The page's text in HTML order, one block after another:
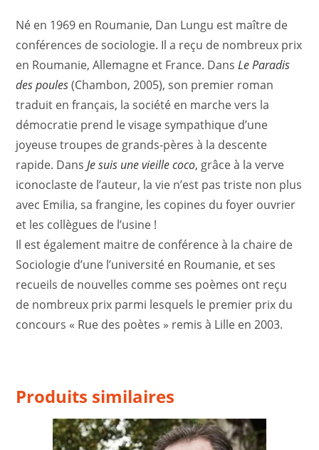
Né en 1969 en Roumanie, Dan Lungu est maître de
conférences de sociologie. Il a reçu de nombreux prix
en Roumanie, Allemagne et France. DansLe Paradis
des poules(Chambon, 2005), son premier roman
traduit en français, la société en marche vers la
démocratie prend le visage sympathique d’une
joyeuse troupes de grands-pères à la descente
rapide. DansJe suis une vieille coco, grâce à la verve
iconoclaste de l’auteur, la vie n’est pas triste non plus
avec Emilia, sa frangine, les copines du foyer ouvrier
et les collègues de l’usine !
Il est également maitre de conférence à la chaire de
Sociologie d’une l’université en Roumanie, et ses
recueils de nouvelles comme ses poèmes ont reçu
de nombreux prix parmi lesquels le premier prix du
concours « Rue des poètes » remis à Lille en 2003.
Produits similaires